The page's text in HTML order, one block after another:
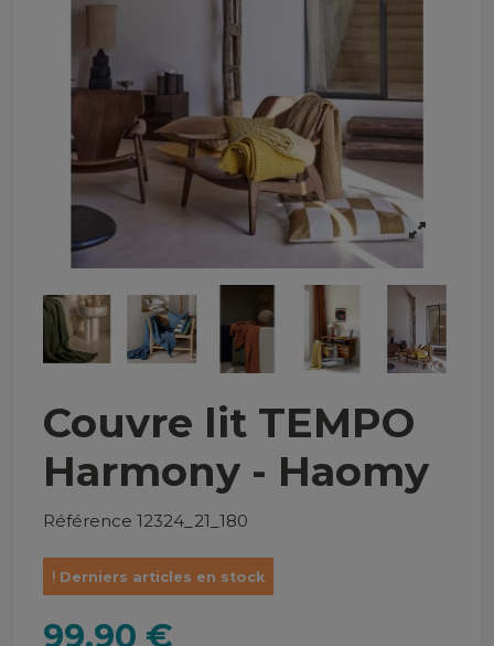
Couvre lit TEMPO
Harmony - Haomy
Référence 12324_21_180
Derniers articles en stock
99,90 €